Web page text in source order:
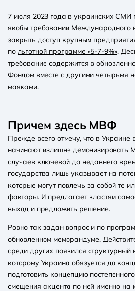
7 июля 2023 года в украинских СМИ
якобы требовании Международного
закрыть доступ крупным
по льготной программе «5-7-9%».
требование содержится в
Фондом вместе с другими четырьмя
маяками.
Причем здесь МВФ
Прежде всего отмечу, что в Украине
начинают излишне демонизировать
случаев ключевой до недавнего
государства лишь указывает на
которые могут повлечь за собой те
факторы. И предлагает властям
выход и предложить решение.
Ровно так задан вопрос и по
обновленном меморандуме.
среди других появился структурный
которому Украина обязуется до
подготовить концепцию
смещения акцента по ней именно на